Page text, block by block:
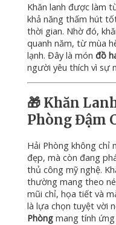
Khănlanhđượclàm
khảnăngthấmhút
thời gian. Nhờđó,
quanhnăm,từmùa
lạnh.Đâylàmónđồ
ngườiyêuthíchvìsự
🎁 Khăn
PhòngĐậm
Hải Phòngkhôngchỉ
đẹp,màcònđang
thủcôngmỹnghệ.
thườngmangtheo
mũichỉ,họatiếtvà
làlựachọntuyệtvời
Phòng mangtính